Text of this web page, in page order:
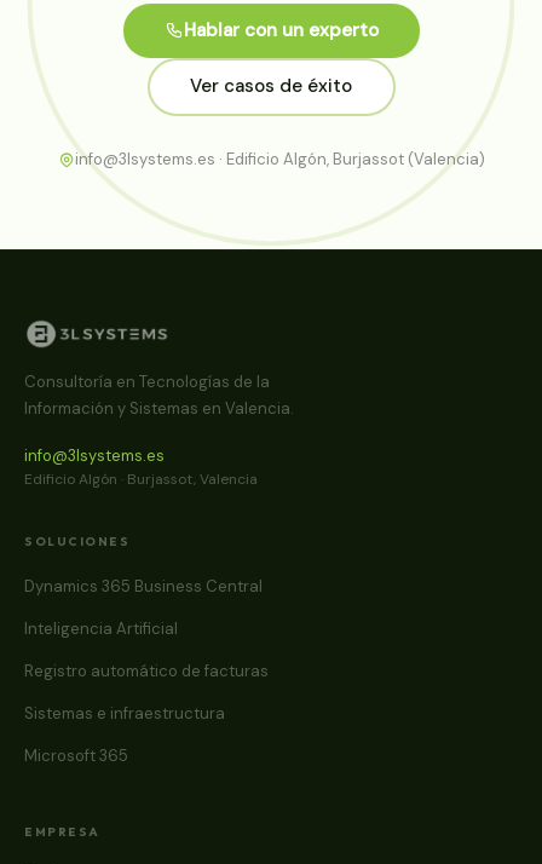
Hablar con un experto
Ver casos de éxito
info@3lsystems.es · Edificio Algón, Burjassot (Valencia)
Consultoría en Tecnologías de la
Información y Sistemas en Valencia.
info@3lsystems.es
Edificio Algón · Burjassot, Valencia
SOLUCIONES
Dynamics 365 Business Central
Inteligencia Artificial
Registro automático de facturas
Sistemas e infraestructura
Microsoft 365
EMPRESA